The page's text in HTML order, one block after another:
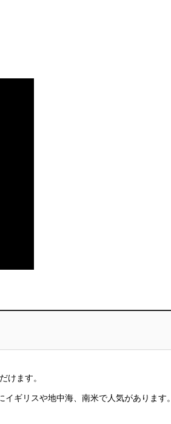
けます。
ギリスや地中海、南米で人気があります。